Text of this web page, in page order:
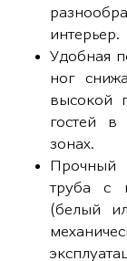
интерьер.
Удобная
ног
высокой
гостей
зонах.
Прочный
труба с
(белый